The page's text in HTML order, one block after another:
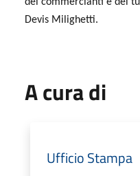
Devis Milighetti.
A cura di
Ufficio Stampa